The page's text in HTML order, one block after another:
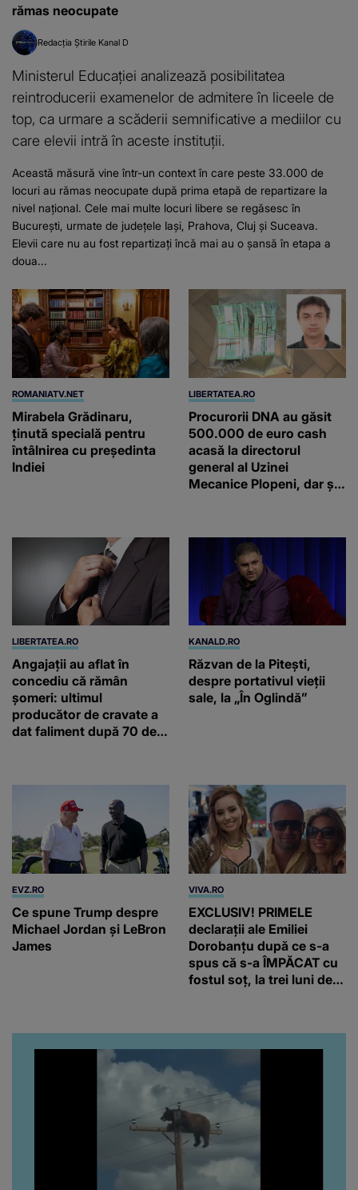
rămas neocupate
Redacția Știrile Kanal D
Ministerul Educației analizează posibilitatea
reintroducerii examenelor de admitere în liceele de
top, ca urmare a scăderii semnificative a mediilor cu
care elevii intră în aceste instituții.
Această măsură vine într-un context în care peste 33.000 de
locuri au rămas neocupate după prima etapă de repartizare la
nivel național. Cele mai multe locuri libere se regăsesc în
București, urmate de județele Iași, Prahova, Cluj și Suceava.
Elevii care nu au fost repartizați încă mai au o șansă în etapa a
doua...
ROMANIATV.NET
Mirabela Grădinaru,
ţinută specială pentru
întâlnirea cu preşedinta
Indiei
LIBERTATEA.RO
Procurorii DNA au găsit
500.000 de euro cash
acasă la directorul
general al Uzinei
Mecanice Plopeni, dar și
LIBERTATEA.RO
Angajații au aflat în
concediu că rămân
șomeri: ultimul
producător de cravate a
dat faliment după 70 de
KANALD.RO
Răzvan de la Pitești,
despre portativul vieții
sale, la „În Oglindă”
EVZ.RO
Ce spune Trump despre
Michael Jordan și LeBron
James
VIVA.RO
EXCLUSIV! PRIMELE
declarații ale Emiliei
Dorobanțu după ce s-a
spus că s-a ÎMPĂCAT cu
fostul soț, la trei luni de
artistă i-a lăsat MASCĂ
pe toți. De data aceasta,
”Poate că aveam să ne
spunem, să ne...”